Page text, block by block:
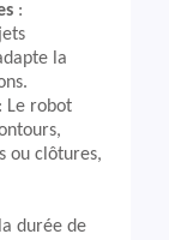
:
la
: Le robot
ou clôtures,
durée de